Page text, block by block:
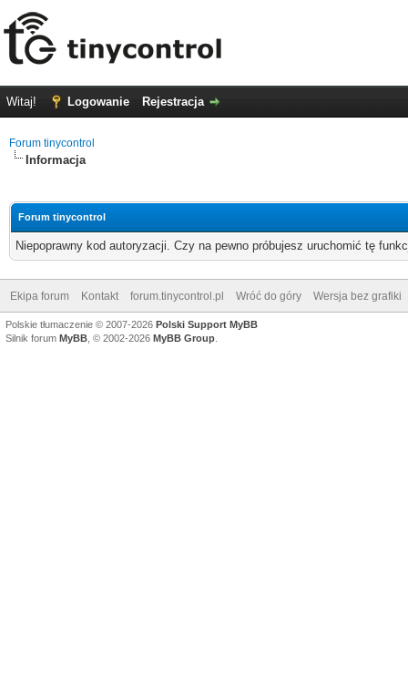
Witaj! Logowanie Rejestracja
Forum tinycontrol
Informacja
Forum tinycontrol
Niepoprawny kod autoryzacji. Czy na pewno próbujesz uruchomić tę
Ekipa forum Kontakt forum.tinycontrol.pl Wróć do góry Wersja bez grafiki
Polskie tłumaczenie © 2007-2026 Polski Support MyBB
Silnik forum MyBB , © 2002-2026 MyBB Group